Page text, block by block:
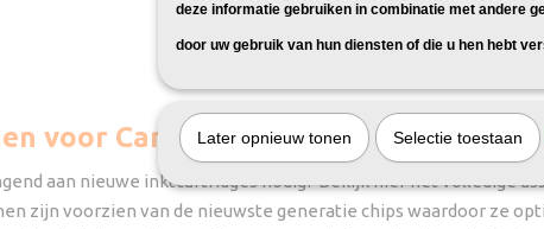
voor Canon Pixma MG5500 printers
aan nieuwe inktcartridges nodig? Bekijk hier het volledige
zijn voorzien van de nieuwste generatie chips waardoor ze
deze informatie gebruiken in combinatie met andere
door uw gebruik van hun diensten of die u hen hebt
Later opnieuw tonen Selectie toestaan